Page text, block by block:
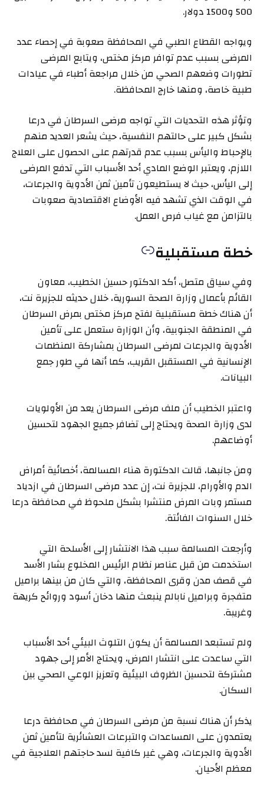
500 و1500 دولار.
ويواجه القطاع الطبي في المحافظة صعوبة في إحصاء عدد
المرضى بسبب عدم توافر مركز مختص، ويتابع المرضى
تطورات وضعهم الصحي من خلال مراجعة أطباء في عيادات
طبية خاصة، ومنها خارج المحافظة.
وتؤثر هذه التحديات التي تواجه مرضى السرطان في درعا
بشكل كبير على حالتهم النفسية، حيث يشعر العديد منهم
بالإحباط واليأس بسبب عدم قدرتهم على الحصول على العلاج
اللازم، ويعتبر الوضع المادي أحد الأسباب التي تدفع المرضى
إلى اليأس، حيث لا يستطيعون تأمين ثمن الأدوية والجرعات،
في الوقت الذي تشهد فيه الأوضاع الاقتصادية صعوبات
بالتزامن مع غياب فرص العمل.
خطة مستقبلية
وفي سياق متصل، أكد الدكتور حسين الخطيب، معاون
القائم بأعمال وزارة الصحة السورية، خلال حديثه للجزيرة نت،
أن هناك خطة مستقبلية لفتح مركز مختص بمرض السرطان
في المنطقة الجنوبية، وأن الوزارة ستعمل على تأمين
الأدوية والجرعات لمرضى السرطان بمشاركة المنظمات
الإنسانية في المستقبل القريب، كما أنها في طور جمع
البيانات.
واعتبر الخطيب أن ملف مرضى السرطان يعد من الأولويات
لدى وزارة الصحة ويحتاج إلى تضافر جميع الجهود لتحسين
أوضاعهم.
ومن جانبها، قالت الدكتورة هناء المسالمة، أخصائية أمراض
الدم والأورام، للجزيرة نت، إن عدد مرضى السرطان في ازدياد
مستمر وبات المرض منتشرا بشكل ملحوظ في محافظة درعا
خلال السنوات الفائتة.
وأرجعت المسالمة سبب هذا الانتشار إلى الأسلحة التي
استخدمت من قبل عناصر نظام الرئيس المخلوع بشار الأسد
في قصف مدن وقرى المحافظة، والتي كان من بينها براميل
متفجرة وبراميل نابالم ينبعث منها دخان أسود وروائح كريهة
وغريبة.
ولم تستبعد المسالمة أن يكون التلوث البيئي أحد الأسباب
التي ساعدت على انتشار المرض، ويحتاج الأمر إلى جهود
مشتركة لتحسين الظروف البيئية وتعزيز الوعي الصحي بين
السكان.
يذكر أن هناك نسبة من مرضى السرطان في محافظة درعا
يعتمدون على المساعدات والتبرعات العشائرية لتأمين ثمن
الأدوية والجرعات، وهي غير كافية لسد حاجتهم العلاجية في
معظم الأحيان.